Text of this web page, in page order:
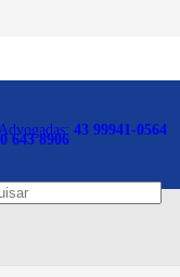
43 99941-0564
643 8906